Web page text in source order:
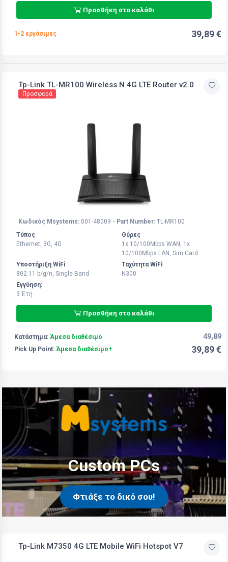
Προσθήκη στο καλάθι
1-2 εργάσιμες 39,89 €
Tp-Link TL-MR100 Wireless N 4G LTE Router v2.0
Προσφορά
Κωδικός Msystems: 001-48009 - Part Number: TL-MR100
Τύπος
Ethernet, 3G, 4G
Θύρες
1x 10/100Mbps WAN, 1x
10/100Mbps LAN, Sim Card
Υποστήριξη WiFi
802.11 b/g/n, Single Band
Ταχύτητα WiFi
N300
Εγγύηση:
3 Έτη
Προσθήκη στο καλάθι
Κατάστημα: Άμεσα διαθέσιμο
Pick Up Point: Άμεσα διαθέσιμο+
49,89
39,89 €
Custom PCs
Φτιάξε το δικό σου!
Tp-Link M7350 4G LTE Mobile WiFi Hotspot V7